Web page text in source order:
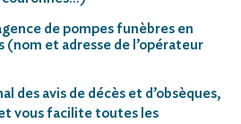
de pompes funèbres en
(nom et adresse de l’opérateur
des avis de décès et d’obsèques,
vous facilite toutes les